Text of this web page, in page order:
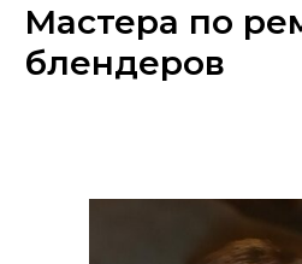
Мастера по
блендеров